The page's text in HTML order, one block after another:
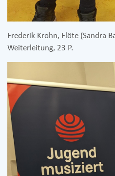
Frederik Krohn, Flöte (Sandra
Weiterleitung, 23 P.